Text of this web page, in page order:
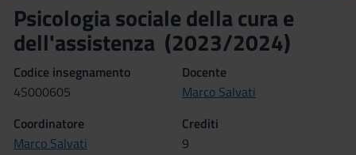
Psicologia sociale della cura e
dell'assistenza (2023/2024)
Codice insegnamento
4S000605
Docente
Marco Salvati
Coordinatore
Marco Salvati
Crediti
9